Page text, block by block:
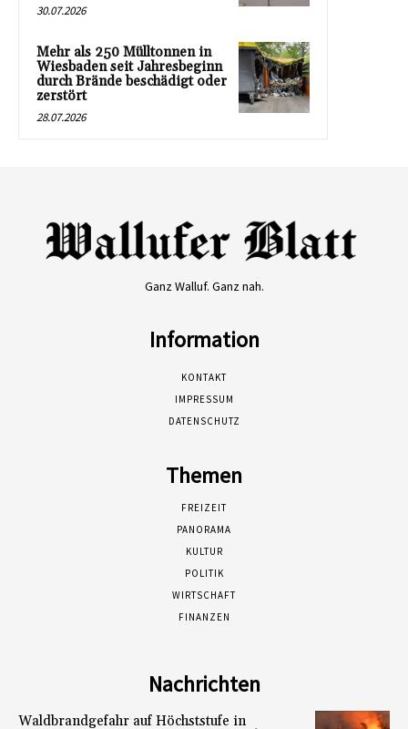
30.07.2026
Mehr als 250 Mülltonnen in
Wiesbaden seit Jahresbeginn
durch Brände beschädigt oder
zerstört
28.07.2026
Ganz Walluf. Ganz nah.
Information
KONTAKT
IMPRESSUM
DATENSCHUTZ
Themen
FREIZEIT
PANORAMA
KULTUR
POLITIK
WIRTSCHAFT
FINANZEN
Nachrichten
Waldbrandgefahr auf Höchststufe in